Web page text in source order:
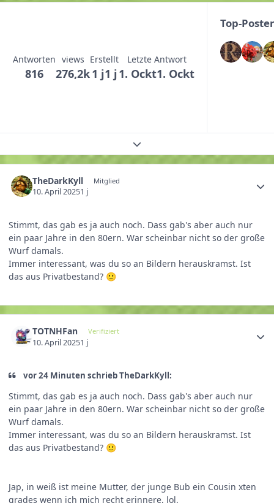
Antworten
816
views
276,2k
Erstellt
1 j1 j
Letzte Antwort
1. Ockt1. Ockt
Top-
Themenübersicht erweitern
TheDarkKyll Mitglied
10. April 20251 j
Stimmt, das gab es ja auch noch. Dass gab's aber auch nur
ein paar Jahre in den 80ern. War scheinbar nicht so der große
Wurf damals.
Immer interessant, was du so an Bildern herauskramst. Ist
das aus Privatbestand? 🙂
TOTNHFan Verifiziert
10. April 20251 j
vor 24 Minuten schrieb TheDarkKyll:
Stimmt, das gab es ja auch noch. Dass gab's aber auch nur
ein paar Jahre in den 80ern. War scheinbar nicht so der große
Wurf damals.
Immer interessant, was du so an Bildern herauskramst. Ist
das aus Privatbestand? 🙂
Jap, in weiß ist meine Mutter, der junge Bub ein Cousin xten
grades wenn ich mich recht erinnere, lol.